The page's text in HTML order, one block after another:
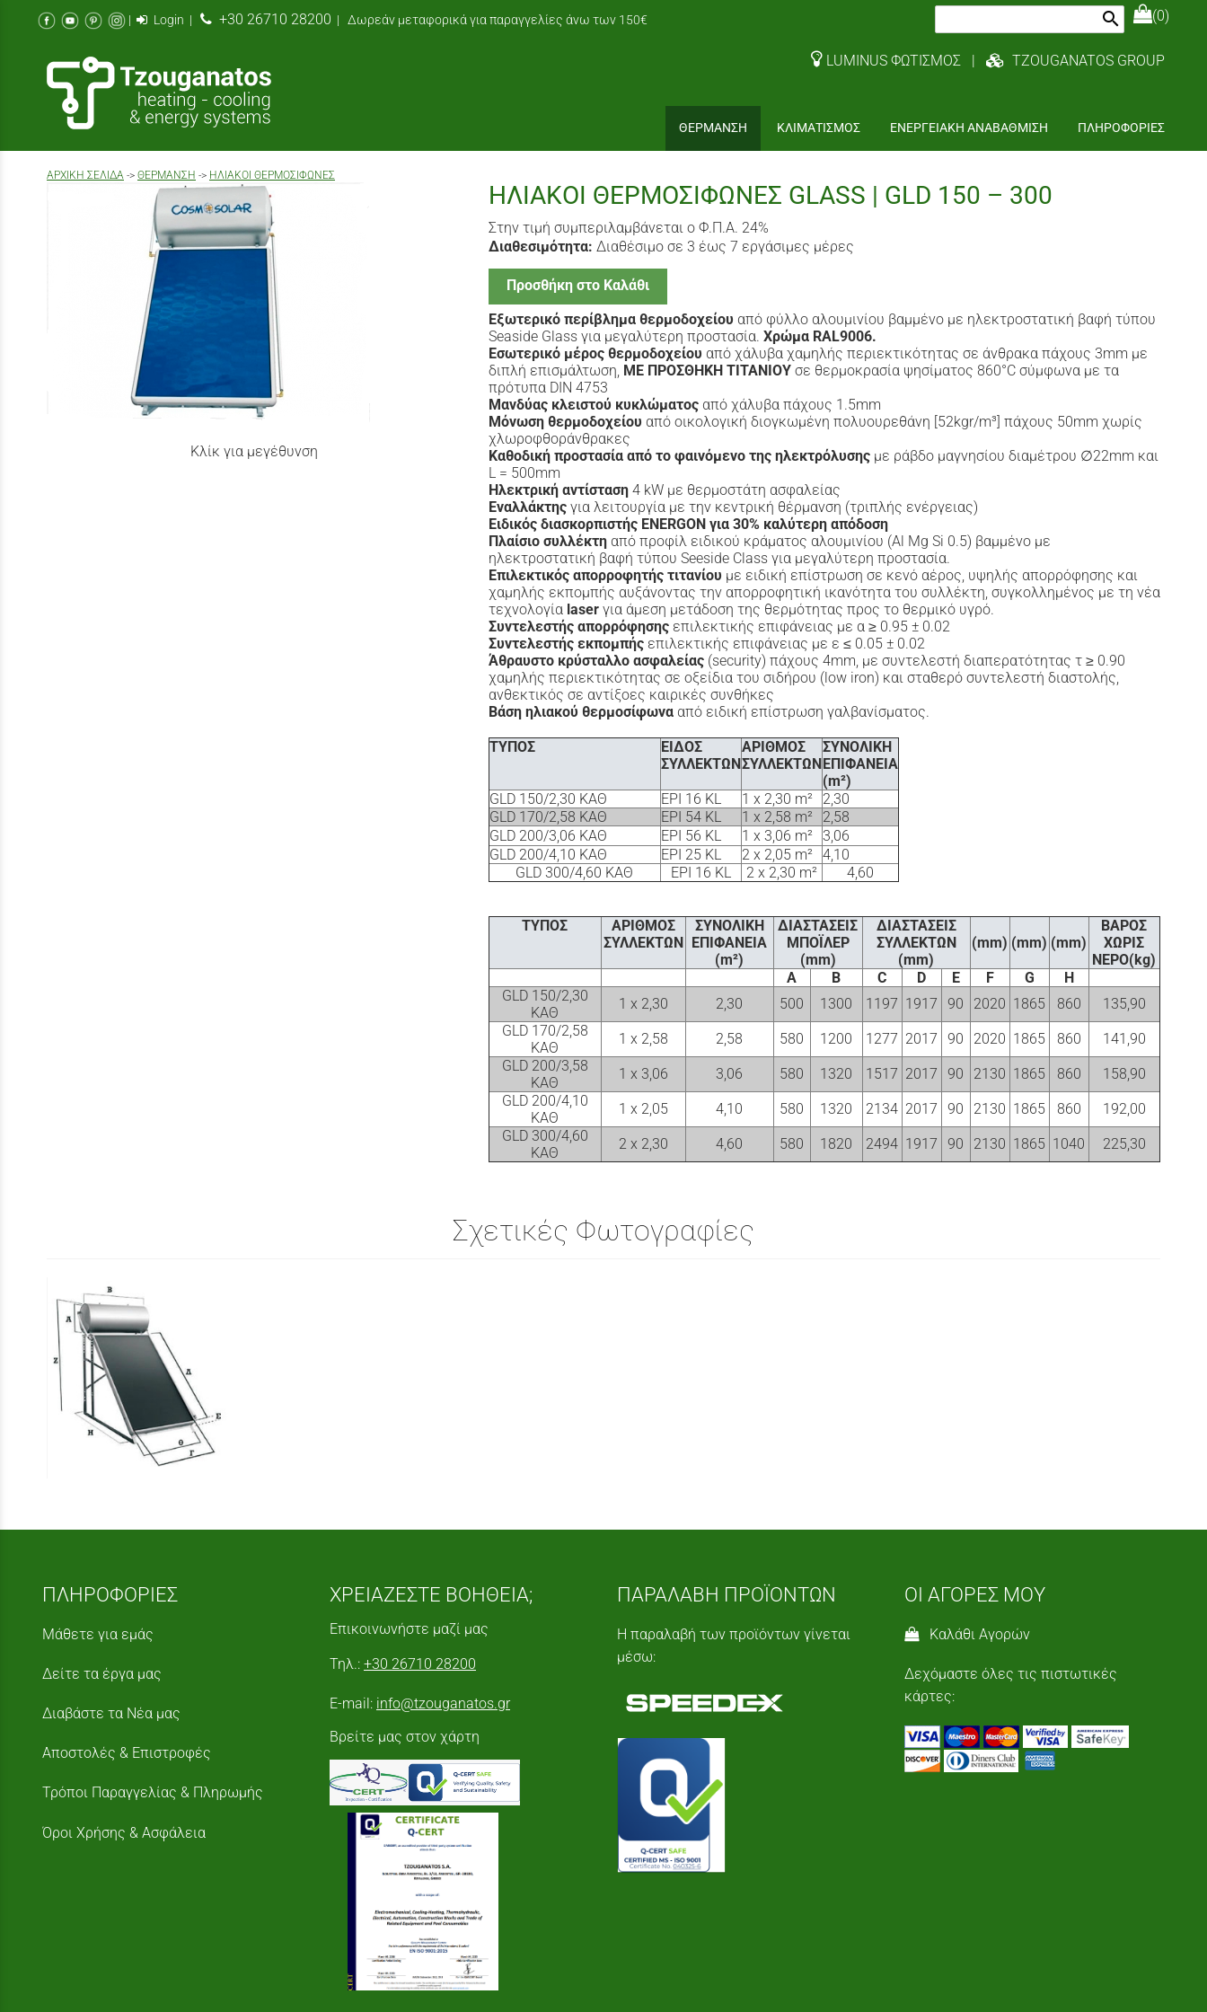
| Login | +30 26710 28200 | Δωρεάν μεταφορικά για παραγγελίες άνω των 150€ (0)
search
LUMINUS ΦΩΤΙΣΜΟΣ | TZOUGANATOS GROUP
ΘΕΡΜΑΝΣΗ ΚΛΙΜΑΤΙΣΜΟΣ ΕΝΕΡΓΕΙΑΚΗ ΑΝΑΒΑΘΜΙΣΗ ΠΛΗΡΟΦΟΡΙΕΣ
AΡΧΙΚΉ ΣΕΛΊΔΑ -> ΘΕΡΜΑΝΣΗ -> ΗΛΙΑΚΟΊ ΘΕΡΜΟΣΊΦΩΝΕΣ
Κλίκ για μεγέθυνση
ΗΛΙΑΚΟΙ ΘΕΡΜΟΣΙΦΩΝΕΣ GLASS | GLD 150 – 300
Στην τιμή συμπεριλαμβάνεται ο Φ.Π.Α. 24%
Διαθεσιμότητα: Διαθέσιμο σε 3 έως 7 εργάσιμες μέρες
Προσθήκη στο Καλάθι
Εξωτερικό περίβλημα θερμοδοχείου από φύλλο αλουμινίου βαμμένο με ηλεκτροστατική βαφή τύπου
Seaside Glass για μεγαλύτερη προστασία. Χρώμα RAL9006.
Εσωτερικό μέρος θερμοδοχείου από χάλυβα χαμηλής περιεκτικότητας σε άνθρακα πάχους 3mm με
διπλή επισμάλτωση, ΜΕ ΠΡΟΣΘΗΚΗ ΤΙΤΑΝΙΟΥσε θερμοκρασία ψησίματος 860°C σύμφωνα με τα
πρότυπα DIN 4753
Μανδύας κλειστού κυκλώματοςαπό χάλυβα πάχους 1.5mm
Μόνωση θερμοδοχείου από οικολογική διογκωμένη πολυουρεθάνη [52kgr/m³] πάχους 50mm χωρίς
χλωροφθοράνθρακες
Καθοδική προστασία από το φαινόμενο της ηλεκτρόλυσηςμε ράβδο μαγνησίου διαμέτρου ∅22mm και
L = 500mm
Ηλεκτρική αντίσταση4 kW με θερμοστάτη ασφαλείας
Εναλλάκτης για λειτουργία με την κεντρική θέρμανση (τριπλής ενέργειας)
Ειδικός διασκορπιστής ENERGON για 30% καλύτερη απόδοση
Πλαίσιο συλλέκτηαπό προφίλ ειδικού κράματος αλουμινίου (Al Mg Si 0.5) βαμμένο με
ηλεκτροστατική βαφή τύπου Seeside Class για μεγαλύτερη προστασία.
Επιλεκτικός απορροφητής τιτανίου με ειδική επίστρωση σε κενό αέρος, υψηλής απορρόφησης και
χαμηλής εκπομπής αυξάνοντας την απορροφητική ικανότητα του συλλέκτη, συγκολλημένος με τη νέα
τεχνολογία laserγια άμεση μετάδοση της θερμότητας προς το θερμικό υγρό.
Συντελεστής απορρόφησηςεπιλεκτικής επιφάνειας με α ≥ 0.95 ± 0.02
Συντελεστής εκπομπήςεπιλεκτικής επιφάνειας με ε ≤ 0.05 ± 0.02
Άθραυστο κρύσταλλο ασφαλείας(security) πάχους 4mm, με συντελεστή διαπερατότητας τ ≥ 0.90
χαμηλής περιεκτικότητας σε οξείδια του σιδήρου (low iron) και σταθερό συντελεστή διαστολής,
ανθεκτικός σε αντίξοες καιρικές συνθήκες
Βάση ηλιακού θερμοσίφωνααπό ειδική επίστρωση γαλβανίσματος.
ΤΥΠΟΣ
ΕΙΔΟΣ
ΣΥΛΛΕΚΤΩΝ
ΑΡΙΘΜΟΣ
ΣΥΛΛΕΚΤΩΝ
ΣΥΝΟΛΙΚΗ
ΕΠΙΦΑΝΕΙΑ
(m²)
GLD 150/2,30 ΚΑΘ
EPI 16 KL 1 x 2,30 m²
2,30
GLD 170/2,58 ΚΑΘ
EPI 54 KL 1 x 2,58 m²
2,58
GLD 200/3,06 ΚΑΘ
EPI 56 KL 1 x 3,06 m² 3,06
GLD 200/4,10 ΚΑΘ
EPI 25 KL 2 x 2,05 m² 4,10
GLD 300/4,60 ΚΑΘ
EPI 16 KL 2 x 2,30 m² 4,60
ΤΥΠΟΣ
ΑΡΙΘΜΟΣ
ΣΥΛΛΕΚΤΩΝ
ΣΥΝΟΛΙΚΗ
ΕΠΙΦΑΝΕΙΑ
(m²)
ΔΙΑΣΤΑΣΕΙΣ
ΜΠΟΪΛΕΡ
(mm)
ΔΙΑΣΤΑΣΕΙΣ
ΣΥΛΛΕΚΤΩΝ
(mm)
(mm) (mm) (mm)
ΒΑΡΟΣ
ΧΩΡΙΣ
ΝΕΡΟ(kg)
Α
Β C D Ε F G
H
GLD 150/2,30
ΚΑΘ
1 x 2,30 2,30 500 1300 1197 1917 90 2020 1865 860
135,90
GLD 170/2,58
ΚΑΘ
1 x 2,58 2,58 580 1200 1277 2017 90 2020 1865 860
141,90
GLD 200/3,58
ΚΑΘ
1 x 3,06 3,06 580 1320 1517 2017 90 2130 1865 860
158,90
GLD 200/4,10
ΚΑΘ
1 x 2,05 4,10 580 1320 2134 2017 90 2130 1865 860
192,00
GLD 300/4,60
ΚΑΘ
2 x 2,30 4,60 580 1820 2494 1917 90 2130 1865 1040 225,30
Σχετικές Φωτογραφίες
ΠΛΗΡΟΦΟΡΙΕΣ
Μάθετε για εμάς
Δείτε τα έργα μας
Διαβάστε τα Νέα μας
Αποστολές & Επιστροφές
Τρόποι Παραγγελίας & Πληρωμής
Όροι Χρήσης & Ασφάλεια
ΧΡΕΙΑΖΕΣΤΕ ΒΟΗΘΕΙΑ;
Επικοινωνήστε μαζί μας
Τηλ.: +30 26710 28200
E-mail: info@tzouganatos.gr
Βρείτε μας στον χάρτη
ΠΑΡΑΛΑΒΗ ΠΡΟΪΟΝΤΩΝ
Η παραλαβή των προϊόντων γίνεται
μέσω:
ΟΙ ΑΓΟΡΕΣ ΜΟΥ
Καλάθι Αγορών
Δεχόμαστε όλες τις πιστωτικές
κάρτες: